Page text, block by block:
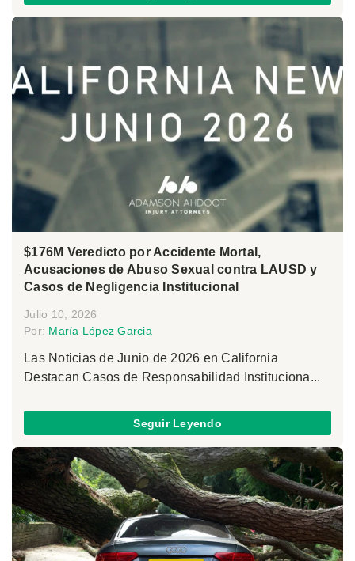
$176M Veredicto por Accidente Mortal,
Acusaciones de Abuso Sexual contra LAUSD y
Casos de Negligencia Institucional
Julio 10, 2026
Por: María López Garcia
Las Noticias de Junio de 2026 en California
Destacan Casos de Responsabilidad Instituciona...
Seguir Leyendo